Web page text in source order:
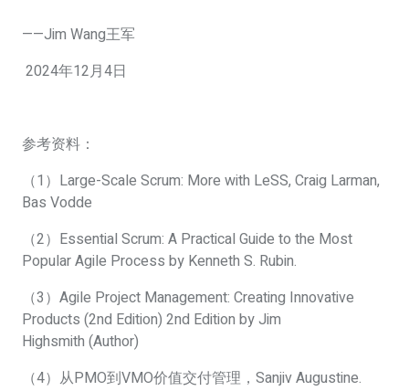
——Jim Wang王军
2024年12月4日
参考资料：
（1）Large-Scale Scrum: More with LeSS, Craig Larman,
Bas Vodde
（2）Essential Scrum: A Practical Guide to the Most
Popular Agile Process by Kenneth S. Rubin.
（3）Agile Project Management: Creating Innovative
Products (2nd Edition) 2nd Edition by Jim
Highsmith (Author)
（4）从PMO到VMO价值交付管理，Sanjiv Augustine.